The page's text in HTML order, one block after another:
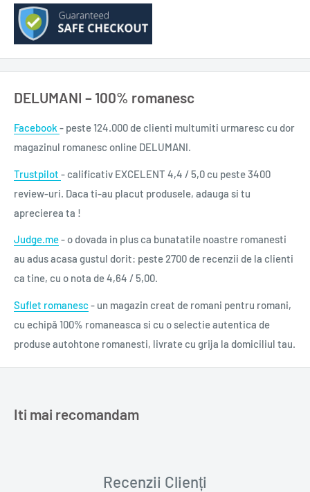
DELUMANI – 100% romanesc
Facebook - peste 124.000 de clienti multumiti urmaresc cu dor
magazinul romanesc online DELUMANI.
Trustpilot - calificativ EXCELENT 4,4 / 5,0 cu peste 3400
review-uri. Daca ti-au placut produsele, adauga si tu
aprecierea ta !
Judge.me- o dovada in plus ca bunatatile noastre romanesti
au adus acasa gustul dorit: peste 2700 de recenzii de la clienti
ca tine, cu o nota de 4,64 / 5,00.
Suflet romanesc- un magazin creat de romani pentru romani,
cu echipă 100% romaneasca si cu o selectie autentica de
produse autohtone romanesti, livrate cu grija la domiciliul tau.
Iti mai recomandam
Recenzii Clienți